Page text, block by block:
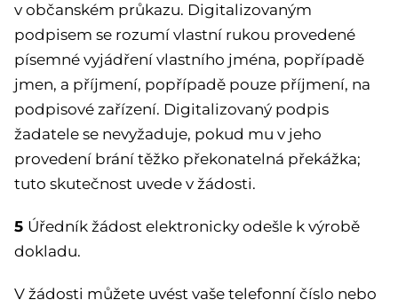
v občanském průkazu. Digitalizovaným
podpisem se rozumí vlastní rukou provedené
písemné vyjádření vlastního jména, popřípadě
jmen, a příjmení, popřípadě pouze příjmení, na
podpisové zařízení. Digitalizovaný podpis
žadatele se nevyžaduje, pokud mu v jeho
provedení brání těžko překonatelná překážka;
tuto skutečnost uvede v žádosti.
5 Úředník žádost elektronicky odešle k výrobě
dokladu.
V žádosti můžete uvést vaše telefonní číslo nebo